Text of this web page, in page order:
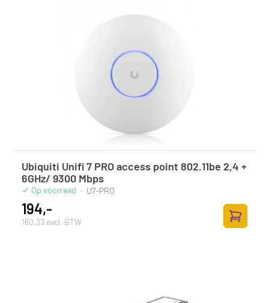
Ubiquiti Unifi 7 PRO access point 802.11be 2,4 +
6GHz/ 9300 Mbps
Op voorraad · U7-PRO
194,-
160,33 excl. BTW